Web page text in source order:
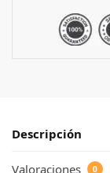
Descripción
Valoraciones 0